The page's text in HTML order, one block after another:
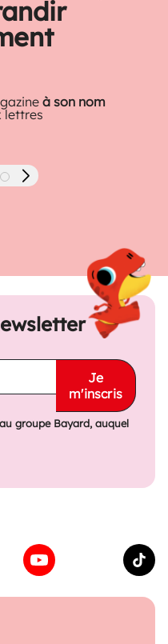
à son nom
lettres
Suivant
Je
m'inscris
groupe Bayard, auquel